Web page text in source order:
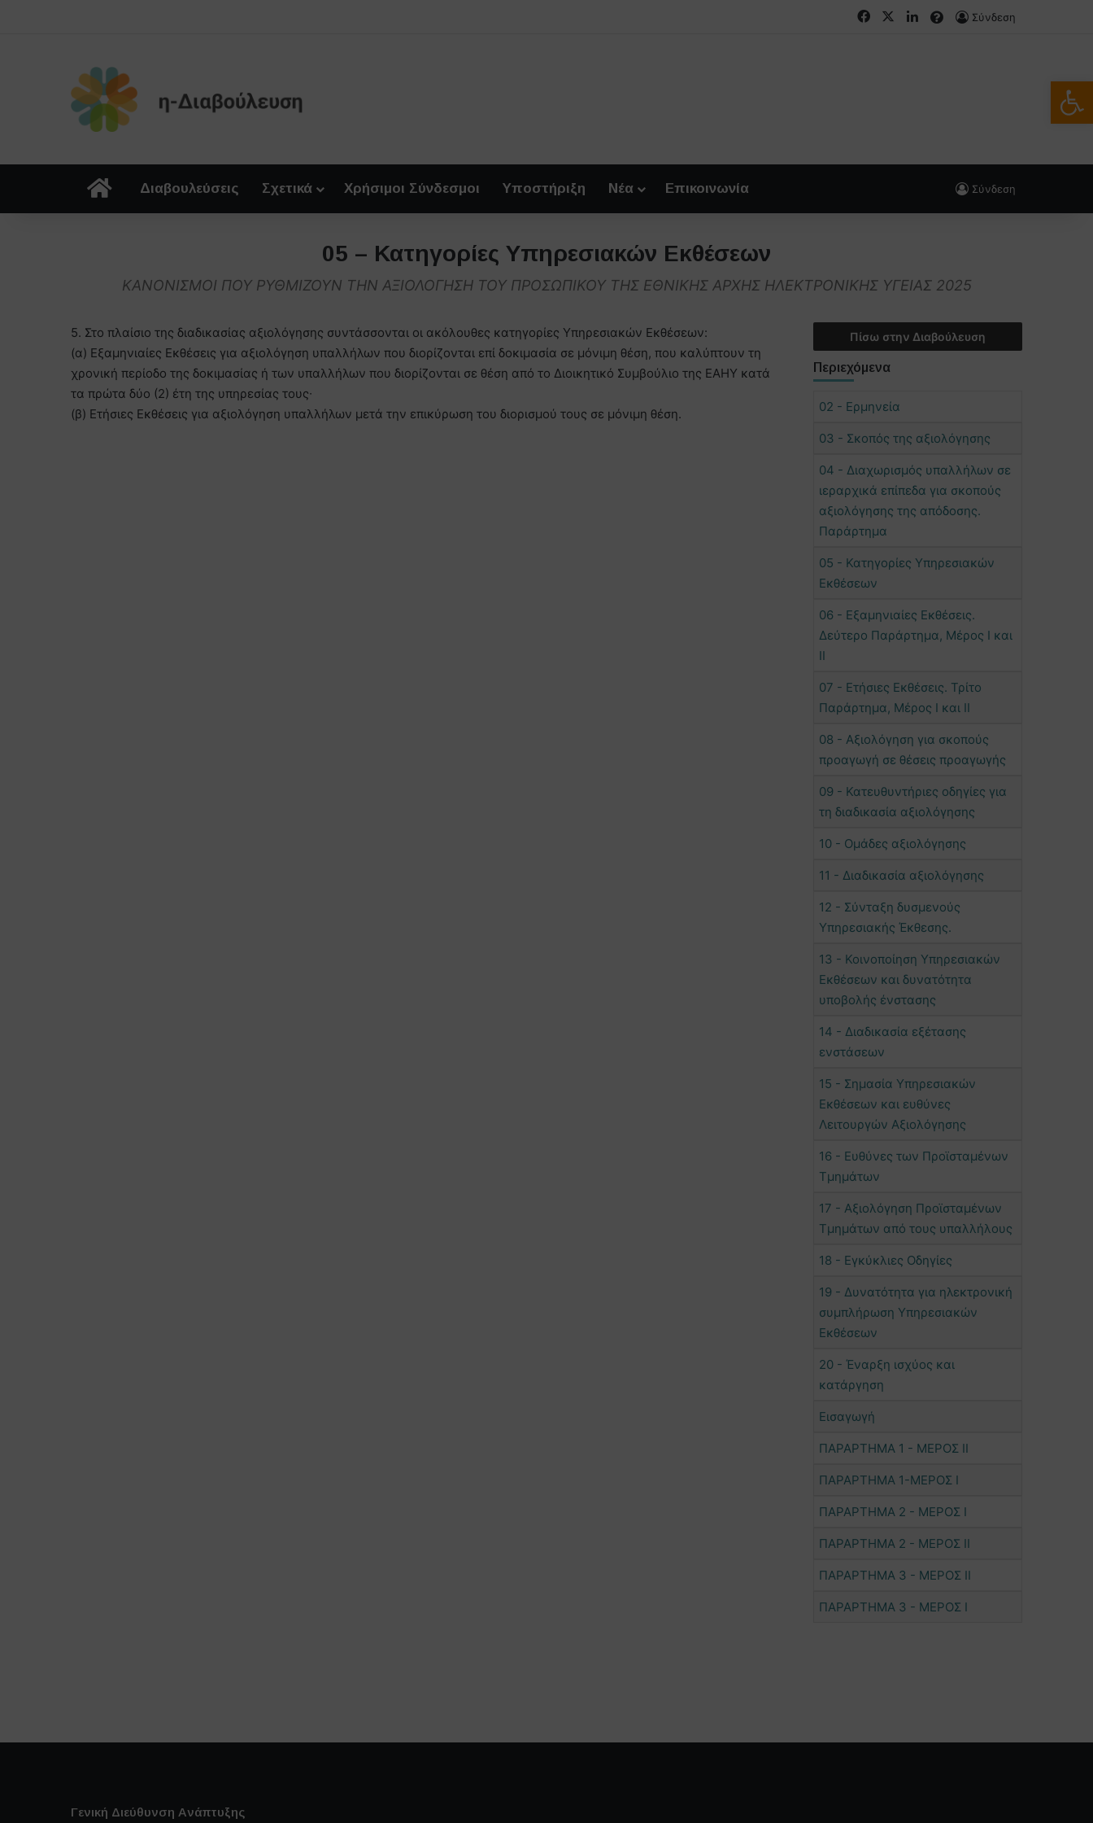
FacebookLinkedIn
FAQsΣύνδεση
ΑρχικήΔιαβουλεύσεις Σχετικά Χρήσιμοι Σύνδεσμοι Υποστήριξη Νέα Επικοινωνία Σύνδεση
05 – Κατηγορίες Υπηρεσιακών Εκθέσεων
ΚΑΝΟΝΙΣΜΟΙ ΠΟΥ ΡΥΘΜΙΖΟΥΝ ΤΗΝ ΑΞΙΟΛΟΓΗΣΗ ΤΟΥ ΠΡΟΣΩΠΙΚΟΥ ΤΗΣ ΕΘΝΙΚΗΣ ΑΡΧΗΣ ΗΛΕΚΤΡΟΝΙΚΗΣ ΥΓΕΙΑΣ 2025
5. Στο πλαίσιο της διαδικασίας αξιολόγησης συντάσσονται οι ακόλουθες κατηγορίες Υπηρεσιακών Εκθέσεων:
(α) Εξαμηνιαίες Εκθέσεις για αξιολόγηση υπαλλήλων που διορίζονται επί δοκιμασία σε μόνιμη θέση, που καλύπτουν τη
χρονική περίοδο της δοκιμασίας ή των υπαλλήλων που διορίζονται σε θέση από το Διοικητικό Συμβούλιο της ΕΑΗΥ κατά
τα πρώτα δύο (2) έτη της υπηρεσίας τους∙
(β) Ετήσιες Εκθέσεις για αξιολόγηση υπαλλήλων μετά την επικύρωση του διορισμού τους σε μόνιμη θέση.
Πίσω στην Διαβούλευση
Περιεχόμενα
02 - Ερμηνεία
03 - Σκοπός της αξιολόγησης
04 - Διαχωρισμός υπαλλήλων σε
ιεραρχικά επίπεδα για σκοπούς
αξιολόγησης της απόδοσης.
Παράρτημα
05 - Κατηγορίες Υπηρεσιακών
Εκθέσεων
06 - Εξαμηνιαίες Εκθέσεις.
Δεύτερο Παράρτημα, Μέρος Ι και
ΙΙ
07 - Ετήσιες Εκθέσεις. Τρίτο
Παράρτημα, Μέρος Ι και ΙΙ
08 - Αξιολόγηση για σκοπούς
προαγωγή σε θέσεις προαγωγής
09 - Κατευθυντήριες οδηγίες για
τη διαδικασία αξιολόγησης
10 - Ομάδες αξιολόγησης
11 - Διαδικασία αξιολόγησης
12 - Σύνταξη δυσμενούς
Υπηρεσιακής Έκθεσης.
13 - Κοινοποίηση Υπηρεσιακών
Εκθέσεων και δυνατότητα
υποβολής ένστασης
14 - Διαδικασία εξέτασης
ενστάσεων
15 - Σημασία Υπηρεσιακών
Εκθέσεων και ευθύνες
Λειτουργών Αξιολόγησης
16 - Ευθύνες των Προϊσταμένων
Τμημάτων
17 - Αξιολόγηση Προϊσταμένων
Τμημάτων από τους υπαλλήλους
18 - Εγκύκλιες Οδηγίες
19 - Δυνατότητα για ηλεκτρονική
συμπλήρωση Υπηρεσιακών
Εκθέσεων
20 - Έναρξη ισχύος και
κατάργηση
Εισαγωγή
ΠΑΡΑΡΤΗΜΑ 1 - ΜΕΡΟΣ ΙΙ
ΠΑΡΑΡΤΗΜΑ 1-ΜΕΡΟΣ Ι
ΠΑΡΑΡΤΗΜΑ 2 - ΜΕΡΟΣ Ι
ΠΑΡΑΡΤΗΜΑ 2 - ΜΕΡΟΣ ΙΙ
ΠΑΡΑΡΤΗΜΑ 3 - ΜΕΡΟΣ ΙΙ
ΠΑΡΑΡΤΗΜΑ 3 - ΜΕΡΟΣ Ι
Γενική Διεύθυνση Ανάπτυξης